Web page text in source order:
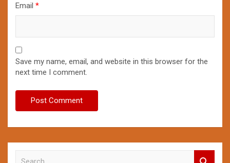
Email *
Save my name, email, and website in this browser for the
next time I comment.